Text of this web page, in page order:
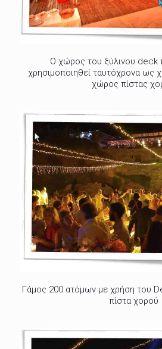
O χώρος του ξύλινου deck
χρησιμοποιηθεί ταυτόχρονα ως
χώρος πίστας
Γάμος 200 ατόμων με χρήση του
πίστα χορού